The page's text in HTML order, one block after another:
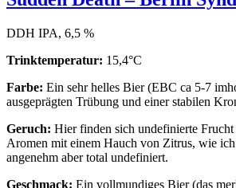
Bierstudio
2
DDH IPA, 6,5 %
Trinktemperatur: 15,4°C
Farbe: Ein sehr helles Bier (EBC ca 5-7
ausgeprägten Trübung und einer stabilen
Geruch: Hier finden sich undefinierte
Aromen mit einem Hauch von Zitrus, wie ich
angenehm aber total undefiniert.
Geschmack: Ein vollmundiges Bier (das